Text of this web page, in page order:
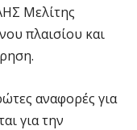
Μελίτης
πλαισίου και
αναφορές για
για την